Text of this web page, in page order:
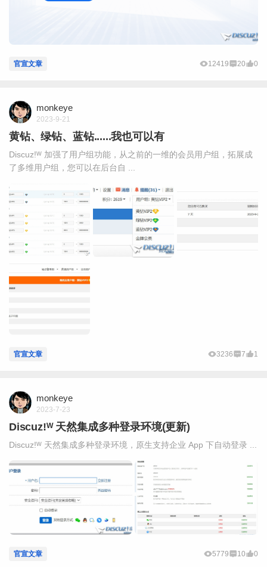
官宣文章 12419 20 0
monkeye
2023-9-21
黄钻、绿钻、蓝钻......我也可以有
Discuz!ᵂ 加强了用户组功能，从之前的一维的会员用户组，拓展成
了多维用户组，您可以在后台自 ...
官宣文章 3236 7 1
monkeye
2023-7-23
Discuz!ᵂ 天然集成多种登录环境(更新)
Discuz!ᵂ 天然集成多种登录环境，原生支持企业 App 下自动登录 ...
官宣文章 5779 10 0